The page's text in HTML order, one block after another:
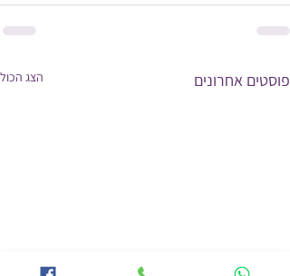
פוסטים אחרונים הצג הכול